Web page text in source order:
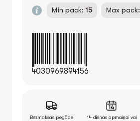
Min pack: 15 Max pack:
4030969894156
Bezmaksas piegāde
14 dienas apmaiņai vai